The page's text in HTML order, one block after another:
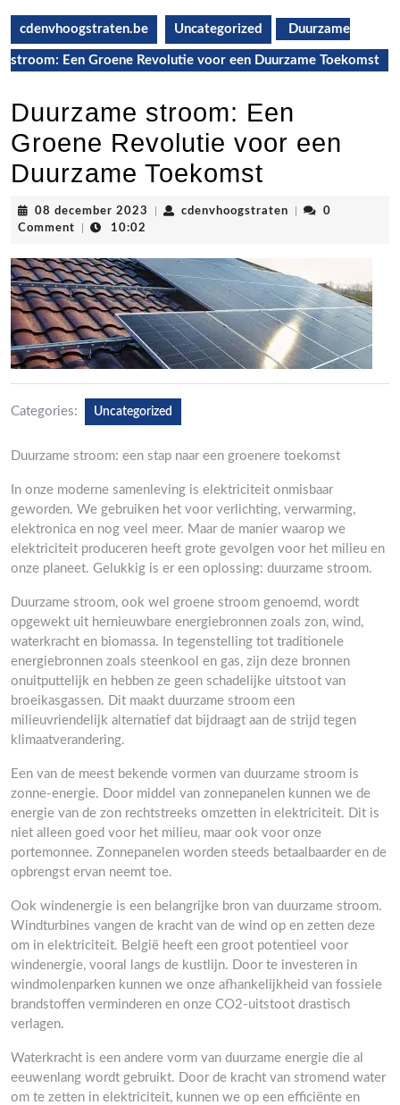
cdenvhoogstraten.be Uncategorized Duurzame
stroom: Een Groene Revolutie voor een Duurzame Toekomst
Duurzame stroom: Een
Groene Revolutie voor een
Duurzame Toekomst
08 december 2023 08
cdenvhoogstraten cdenvhoogstraten
0
Comment
10:02
Categories: Uncategorized
Duurzame stroom: een stap naar een groenere toekomst
In onze moderne samenleving is elektriciteit onmisbaar
geworden. We gebruiken het voor verlichting, verwarming,
elektronica en nog veel meer. Maar de manier waarop we
elektriciteit produceren heeft grote gevolgen voor het milieu en
onze planeet. Gelukkig is er een oplossing: duurzame stroom.
Duurzame stroom, ook wel groene stroom genoemd, wordt
opgewekt uit hernieuwbare energiebronnen zoals zon, wind,
waterkracht en biomassa. In tegenstelling tot traditionele
energiebronnen zoals steenkool en gas, zijn deze bronnen
onuitputtelijk en hebben ze geen schadelijke uitstoot van
broeikasgassen. Dit maakt duurzame stroom een
milieuvriendelijk alternatief dat bijdraagt aan de strijd tegen
klimaatverandering.
Een van de meest bekende vormen van duurzame stroom is
zonne-energie. Door middel van zonnepanelen kunnen we de
energie van de zon rechtstreeks omzetten in elektriciteit. Dit is
niet alleen goed voor het milieu, maar ook voor onze
portemonnee. Zonnepanelen worden steeds betaalbaarder en de
opbrengst ervan neemt toe.
Ook windenergie is een belangrijke bron van duurzame stroom.
Windturbines vangen de kracht van de wind op en zetten deze
om in elektriciteit. België heeft een groot potentieel voor
windenergie, vooral langs de kustlijn. Door te investeren in
windmolenparken kunnen we onze afhankelijkheid van fossiele
brandstoffen verminderen en onze CO2-uitstoot drastisch
verlagen.
Waterkracht is een andere vorm van duurzame energie die al
eeuwenlang wordt gebruikt. Door de kracht van stromend water
om te zetten in elektriciteit, kunnen we op een efficiënte en